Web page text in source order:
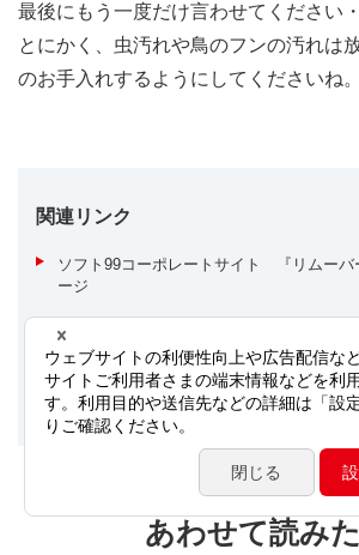
最後にもう一度だけ言わせてください
とにかく、虫汚れや鳥のフンの汚れは
のお手入れするようにしてくださいね。
関連リンク
ソフト99コーポレートサイト 『リムーバ
ージ
ソフト99コーポレートサイト 『激吸水』
ソフト99公式オンラインショップ 『窓フ
ページ
あわせて読み